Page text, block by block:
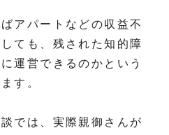
アパートなどの収益不
ても、残された知的障
運営できるのかという
す。
では、実際親御さんが